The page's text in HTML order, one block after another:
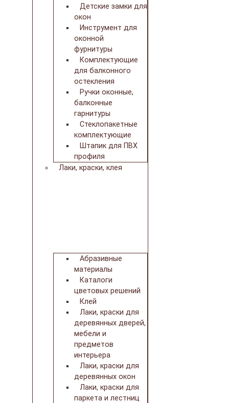
Детские замки для
окон
Инструмент для
оконной
фурнитуры
Комплектующие
для балконного
остекления
Ручки оконные,
балконные
гарнитуры
Стеклопакетные
комплектующие
Штапик для ПВХ
профиля
Лаки, краски, клея
Абразивные
материалы
Каталоги
цветовых решений
Клей
Лаки, краски для
деревянных дверей,
мебели и
предметов
интерьера
Лаки, краски для
деревянных окон
Лаки, краски для
паркета и лестниц